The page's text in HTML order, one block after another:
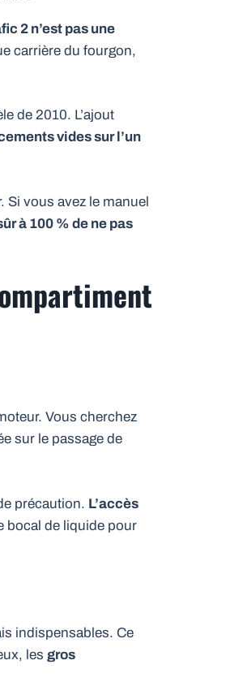
2 n’est pas une
carrière du fourgon,
de 2010. L’ajout
vides sur l’un
Si vous avez le manuel
à 100 % de ne pas
Vous cherchez
sur le passage de
précaution. L’accès
bocal de liquide pour
indispensables. Ce
les gros